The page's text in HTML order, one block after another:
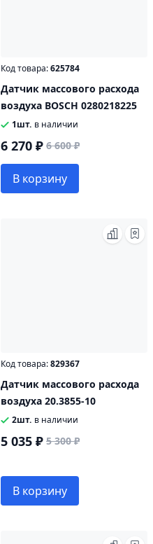
Код товара:625784
Датчик массового расхода
воздуха BOSCH 0280218225
1шт. в наличии
6 270 ₽ 6 600 ₽
В корзину
Код товара:829367
Датчик массового расхода
воздуха 20.3855-10
2шт. в наличии
5 035 ₽ 5 300 ₽
В корзину